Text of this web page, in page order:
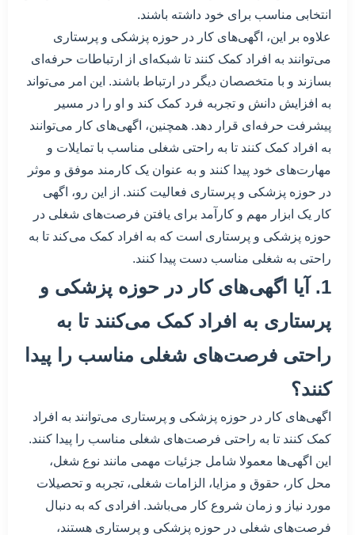
انتخابی مناسب برای خود داشته باشند.
علاوه بر این، اگهی‌های کار در حوزه پزشکی و پرستاری
می‌توانند به افراد کمک کنند تا شبکه‌ای از ارتباطات حرفه‌ای
بسازند و با متخصصان دیگر در ارتباط باشند. این امر می‌تواند
به افزایش دانش و تجربه فرد کمک کند و او را در مسیر
پیشرفت حرفه‌ای قرار دهد. همچنین، اگهی‌های کار می‌توانند
به افراد کمک کنند تا به راحتی شغلی مناسب با تمایلات و
مهارت‌های خود پیدا کنند و به عنوان یک کارمند موفق و موثر
در حوزه پزشکی و پرستاری فعالیت کنند. از این رو، اگهی
کار یک ابزار مهم و کارآمد برای یافتن فرصت‌های شغلی در
حوزه پزشکی و پرستاری است که به افراد کمک می‌کند تا به
راحتی به شغلی مناسب دست پیدا کنند.
1. آیا اگهی‌های کار در حوزه پزشکی و
پرستاری به افراد کمک می‌کنند تا به
راحتی فرصت‌های شغلی مناسب را پیدا
کنند؟
اگهی‌های کار در حوزه پزشکی و پرستاری می‌توانند به افراد
کمک کنند تا به راحتی فرصت‌های شغلی مناسب را پیدا کنند.
این اگهی‌ها معمولا شامل جزئیات مهمی مانند نوع شغل،
محل کار، حقوق و مزایا، الزامات شغلی، تجربه و تحصیلات
مورد نیاز و زمان شروع کار می‌باشد. افرادی که به دنبال
فرصت‌های شغلی در حوزه پزشکی و پرستاری هستند،